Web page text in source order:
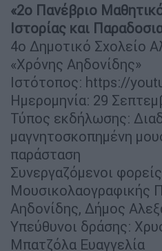
«2ο Πανέβριο
Ιστορίας και
4ο Δημοτικό Σχολείο
«Χρόνης Αηδονίδης»
Ιστότοπος: https://
Ημερομηνία: 29
Τύπος εκδήλωσης:
μαγνητοσκοπημένη
παράσταση
Συνεργαζόμενοι
Μουσικολαογραφικής
Αηδονίδης, Δήμος
Υπεύθυνοι δράσης:
Μπατζόλα Ευαγγελία